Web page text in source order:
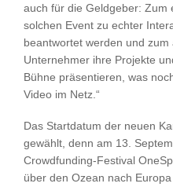
auch für die Geldgeber: Zum
solchen Event zu echter
beantwortet werden und
Unternehmer ihre Projekte
Bühne präsentieren, was
Video im Netz.“
Das Startdatum der neuen
gewählt, denn am 13.
Crowdfunding-Festival
über den Ozean nach